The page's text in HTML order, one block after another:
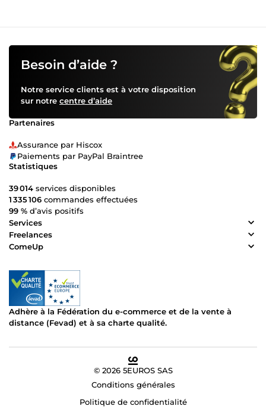
Besoin d’aide ?
Notre service clients est à votre disposition
sur notre centre d’aide
Partenaires
Assurance par Hiscox
Paiements par PayPal Braintree
Statistiques
39 014 services disponibles
1 335 106 commandes effectuées
99 % d’avis positifs
Services
Freelances
ComeUp
Adhère à la Fédération du e-commerce et de la vente à
distance (Fevad) et à sa charte qualité.
© 2026 5EUROS SAS
Conditions générales
Politique de confidentialité